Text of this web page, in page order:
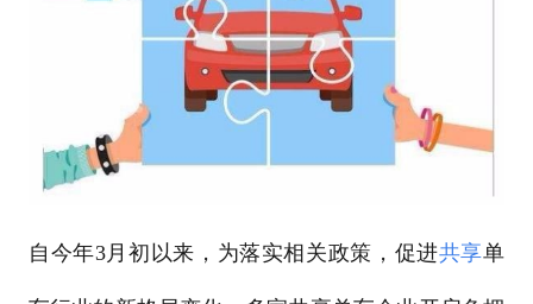
自今年3月初以来，为落实相关政策，促进共享单